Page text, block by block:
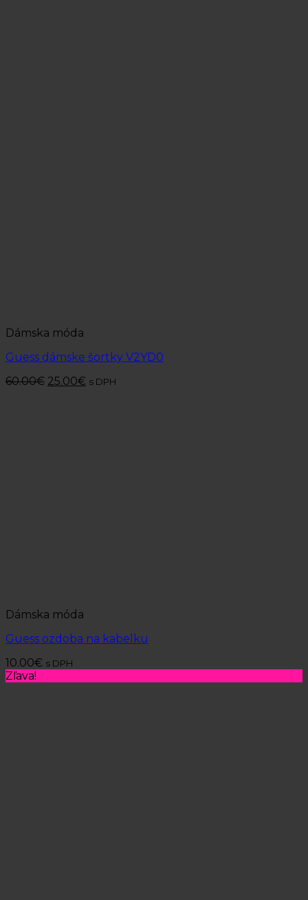
Dámska móda
Guess dámske šortky V2YD0
60.00€ 25.00€ s DPH
Dámska móda
Guess ozdoba na kabelku
10.00€ s DPH
Zľava!